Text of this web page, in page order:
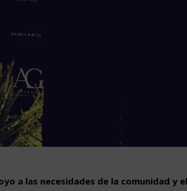
a las necesidades de la comunidad y